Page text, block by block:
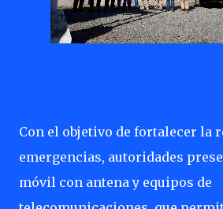
Con el objetivo de fortalecer la
emergencias, autoridades
móvil con antena y equipos de